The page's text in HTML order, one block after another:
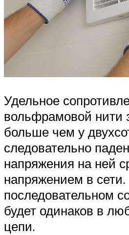
Удельное
вольфрамовой нити
больше чем у
следовательно
напряжения на ней
напряжением в
последовательном
будет одинаков в
цепи.